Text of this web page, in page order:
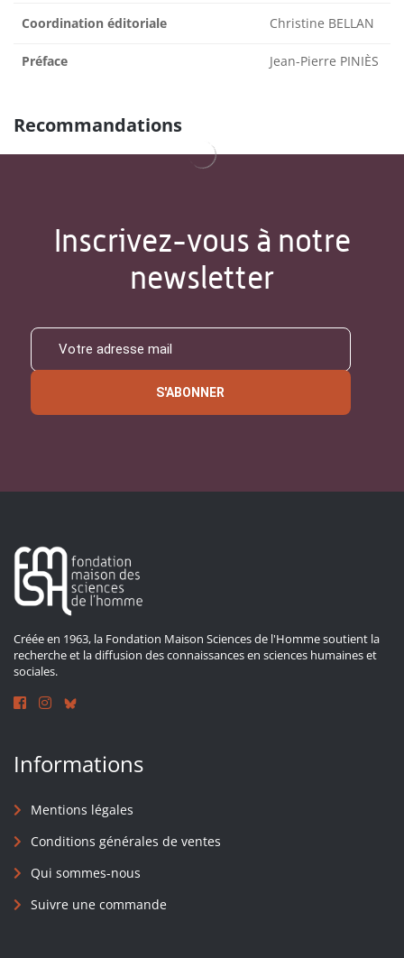
Coordination éditoriale Christine BELLAN
Préface Jean-Pierre PINIÈS
Recommandations
Inscrivez-vous à notre
newsletter
S'ABONNER
Créée en 1963, la Fondation Maison Sciences de l'Homme soutient la
recherche et la diffusion des connaissances en sciences humaines et
sociales.
Informations
Mentions légales
Conditions générales de ventes
Qui sommes-nous
Suivre une commande